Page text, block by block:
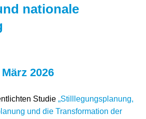
Grundsatzfragen
Speicher
Karriere
Forschungsnetzwerk
nationale
2026
Studie „Stilllegungsplanung,
und die Transformation der